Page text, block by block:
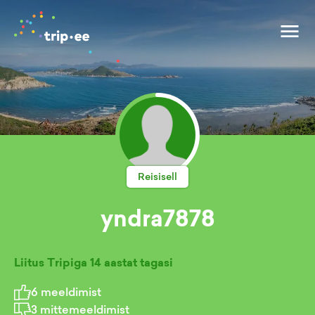
Reisisell
yndra7878
Liitus Tripiga 14 aastat tagasi
6 meeldimist
3 mittemeeldimist